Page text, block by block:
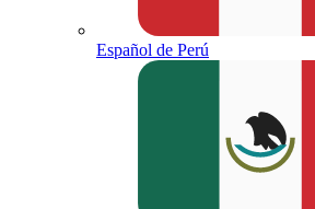
Español de Perú